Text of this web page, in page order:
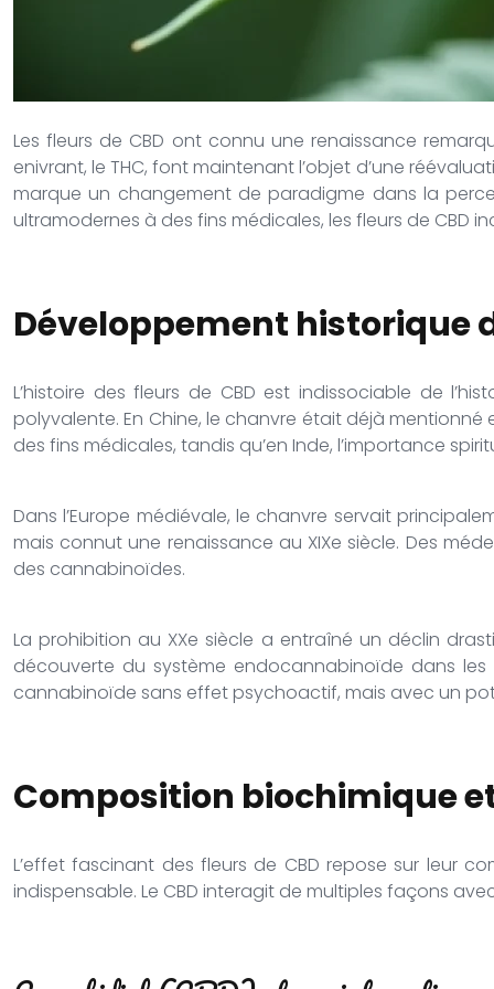
Les fleurs de CBD ont connu une renaissance
enivrant, le THC, font maintenant l’objet d’une
marque un changement de paradigme dans la
ultramodernes à des fins médicales, les fleurs de CBD
Développement historique
L’histoire des fleurs de CBD est indissociable de
polyvalente. En Chine, le chanvre était déjà mentionné
des fins médicales, tandis qu’en Inde, l’importance
Dans l’Europe médiévale, le chanvre servait
mais connut une renaissance au XIXe siècle. Des
des cannabinoïdes.
La prohibition au XXe siècle a entraîné un déclin
découverte du système endocannabinoïde dans les
cannabinoïde sans effet psychoactif, mais avec un
Composition biochimique
L’effet fascinant des fleurs de CBD repose sur leur
indispensable. Le CBD interagit de multiples façons